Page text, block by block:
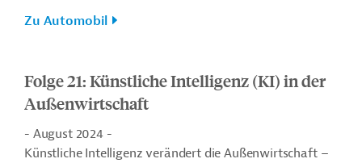
Zu Automobil
Folge 21: Künstliche Intelligenz (KI) in der
Außenwirtschaft
- August 2024 -
Künstliche Intelligenz verändert die Außenwirtschaft –